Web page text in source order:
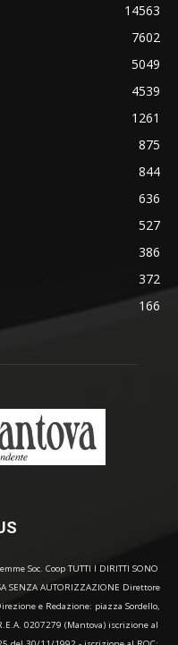
14563
7602
5049
4539
1261
875
844
636
527
386
372
166
Soc. Coop TUTTI I DIRITTI SONO
SENZA AUTORIZZAZIONE Direttore
e Redazione: piazza Sordello,
0207279 (Mantova) iscrizione al